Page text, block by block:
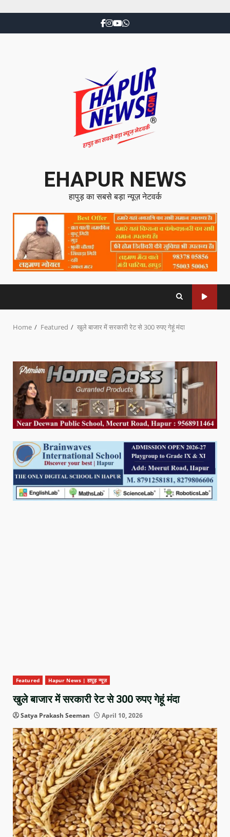
EHAPUR NEWS
हापुड़ का सबसे बड़ा न्यूज़ नेटवर्क
Home Featured खुले बाजार में सरकारी रेट से 300 रुपए गेहूं मंदा
Featured Hapur News | हापुड़ न्यूज़
खुले बाजार में सरकारी रेट से 300 रुपए गेहूं मंदा
Satya Prakash Seeman April 10, 2026